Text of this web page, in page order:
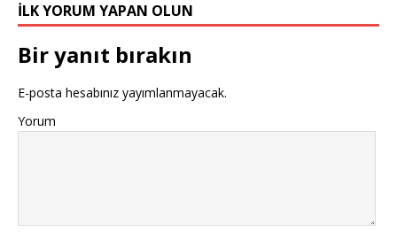
İLK YORUM YAPAN OLUN
Bir yanıt bırakın
E-posta hesabınız yayımlanmayacak.
Yorum